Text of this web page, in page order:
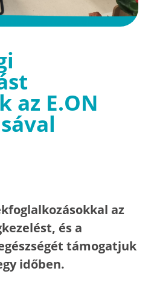
E.ON
az
és a
támogatjuk
időben.